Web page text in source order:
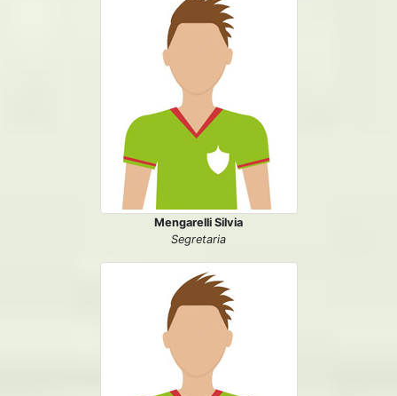
Mengarelli Silvia
Segretaria